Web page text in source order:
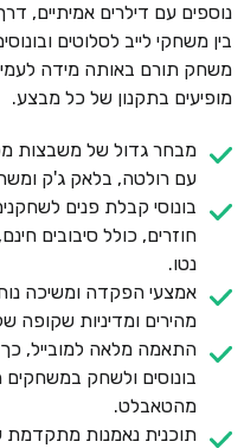
בין משחקי לייב לסלוטים
משחק תורם באותה מידה
מופיעים בתקנון של כל מבצע.
מבחר גדול של משבצות
עם רולטה, בלאק ג'ק
בונוסי קבלת פנים
חוזרים, כולל סיבובים
נטו.
אמצעי הפקדה ומשיכה
מהירים ומדיניות שקופה
התאמה מלאה למובייל,
בונוסים ולשחק
מהטאבלט.
תוכנית נאמנות מתקדמת